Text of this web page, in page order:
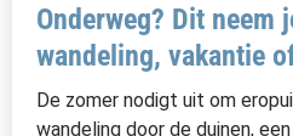
Onderweg? Dit neem
wandeling, vakantie
De zomer nodigt uit om
wandeling door de duinen,